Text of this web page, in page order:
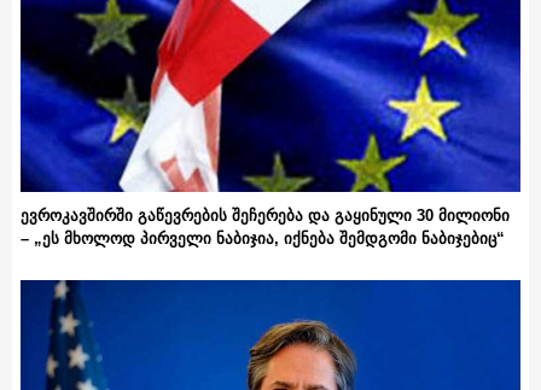
ევროკავშირში გაწევრების შეჩერება და გაყინული 30 მილიონი
– „ეს მხოლოდ პირველი ნაბიჯია, იქნება შემდგომი ნაბიჯებიც“